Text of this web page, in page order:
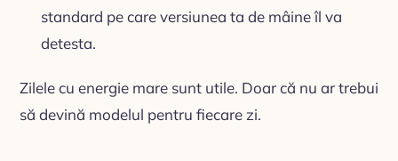
standard pe care versiunea ta de mâine îl va
detesta.
Zilele cu energie mare sunt utile. Doar că nu ar trebui
să devină modelul pentru fiecare zi.